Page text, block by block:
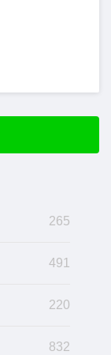
265
491
220
832